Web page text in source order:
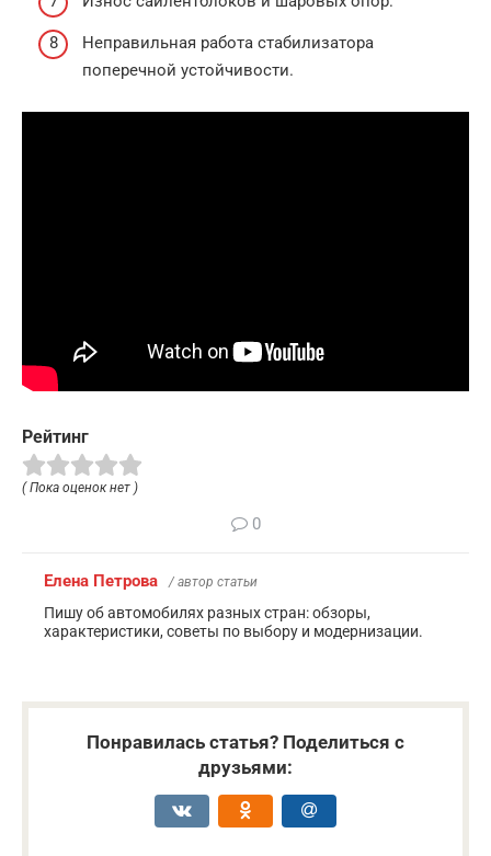
Неправильная работа стабилизатора
поперечной устойчивости.
Рейтинг
( Пока оценок нет )
0
Елена Петрова / автор статьи
Пишу об автомобилях разных стран: обзоры,
характеристики, советы по выбору и модернизации.
Понравилась статья? Поделиться с
друзьями: